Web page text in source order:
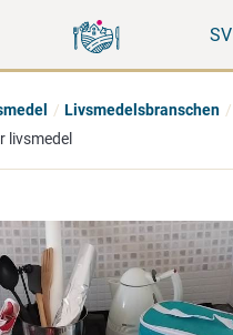
direkt
till
på
hela
SV
Livsmedelsbranschen
livsmedel